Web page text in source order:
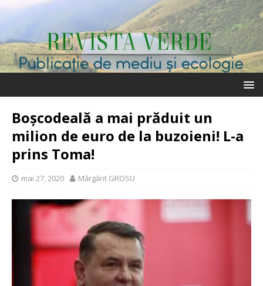
Boșcodeală a mai prăduit un
milion de euro de la buzoieni! L-a
prins Toma!
mai 27, 2020 Mărgărit GROSU